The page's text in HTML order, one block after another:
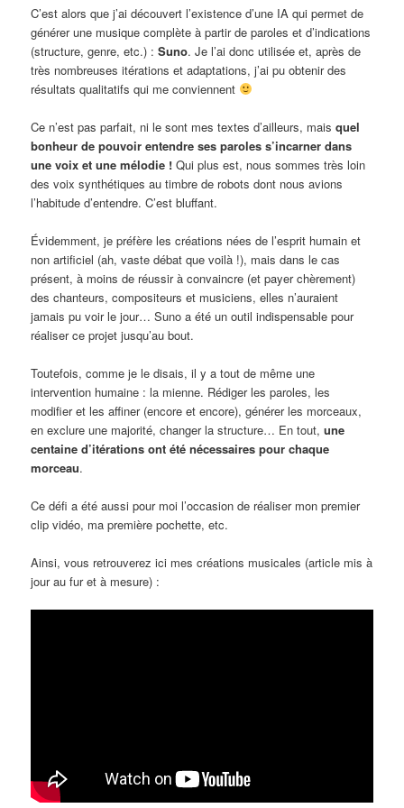
C’est alors que j’ai découvert l’existence d’une IA qui permet de
générer une musique complète à partir de paroles et d’indications
(structure, genre, etc.) :Suno. Je l’ai donc utilisée et, après de
très nombreuses itérations et adaptations, j’ai pu obtenir des
résultats qualitatifs qui me conviennent
Ce n’est pas parfait, ni le sont mes textes d’ailleurs, maisquel
bonheur de pouvoir entendre ses paroles s’incarner dans
une voix et une mélodie ! Qui plus est, nous sommes très loin
des voix synthétiques au timbre de robots dont nous avions
l’habitude d’entendre. C’est bluffant.
Évidemment, je préfère les créations nées de l’esprit humain et
non artificiel (ah, vaste débat que voilà !), mais dans le cas
présent, à moins de réussir à convaincre (et payer chèrement)
des chanteurs, compositeurs et musiciens, elles n’auraient
jamais pu voir le jour… Suno a été un outil indispensable pour
réaliser ce projet jusqu’au bout.
Toutefois, comme je le disais, il y a tout de même une
intervention humaine : la mienne. Rédiger les paroles, les
modifier et les affiner (encore et encore), générer les morceaux,
en exclure une majorité, changer la structure… En tout,une
centaine d’itérations ont été nécessaires pour chaque
morceau.
Ce défi a été aussi pour moi l’occasion de réaliser mon premier
clip vidéo, ma première pochette, etc.
Ainsi, vous retrouverez ici mes créations musicales (article mis à
jour au fur et à mesure) :